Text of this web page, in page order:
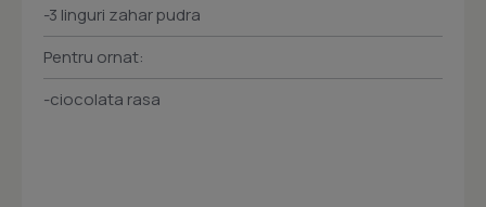
-3 linguri zahar pudra
Pentru ornat:
-ciocolata rasa